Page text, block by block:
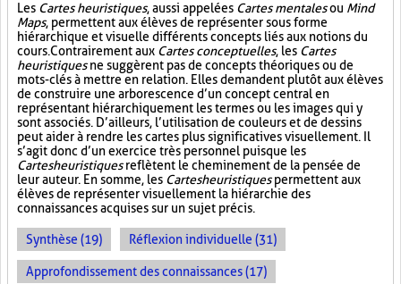
Les Cartes heuristiques, aussi appelées Cartes mentalesou Mind
Maps, permettent aux élèves de représenter sous forme
hiérarchique et visuelle différents concepts liés aux notions du
cours. Contrairement aux Cartes conceptuelles, les Cartes
heuristiquesne suggèrent pas de concepts théoriques ou de
mots-clés à mettre en relation. Elles demandent plutôt aux élèves
de construire une arborescence d’un concept central en
représentant hiérarchiquement les termes ou les images qui y
sont associés. D’ailleurs, l’utilisation de couleurs et de dessins
peut aider à rendre les cartes plus significatives visuellement. Il
s’agit donc d’un exercice très personnel puisque les
Cartes heuristiquesreflètent le cheminement de la pensée de
leur auteur. En somme, les Cartes heuristiquespermettent aux
élèves de représenter visuellement la hiérarchie des
connaissances acquises sur un sujet précis.
Synthèse (19) Réflexion individuelle (31)
Approfondissement des connaissances (17)